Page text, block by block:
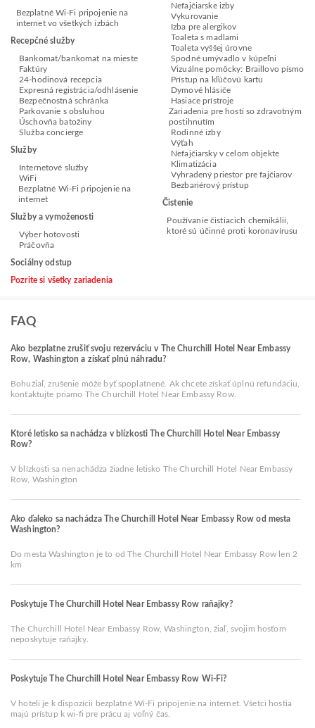
Bezplatné Wi-Fi pripojenie na
internet vo všetkých izbách
Recepčné služby
Bankomat/bankomat na mieste
Faktúry
24-hodinová recepcia
Expresná registrácia/odhlásenie
Bezpečnostná schránka
Parkovanie s obsluhou
Úschovňa batožiny
Služba concierge
Služby
Internetové služby
WiFi
Bezplatné Wi-Fi pripojenie na
internet
Služby a vymoženosti
Výber hotovosti
Práčovňa
Sociálny odstup
Nefajčiarske izby
Vykurovanie
Izba pre alergikov
Toaleta s madlami
Toaleta vyššej úrovne
Spodné umývadlo v kúpeľni
Vizuálne pomôcky: Braillovo písmo
Prístup na kľúčovú kartu
Dymové hlásiče
Hasiace prístroje
Zariadenia pre hostí so zdravotným
postihnutím
Rodinné izby
Výťah
Nefajčiarsky v celom objekte
Klimatizácia
Vyhradený priestor pre fajčiarov
Bezbariérový prístup
Čistenie
Používanie čistiacich chemikálií,
ktoré sú účinné proti koronavírusu
Pozrite si všetky zariadenia
FAQ
Ako bezplatne zrušiť svoju rezerváciu v The Churchill Hotel Near Embassy
Row, Washington a získať plnú náhradu?
Bohužiaľ, zrušenie môže byť spoplatnené. Ak chcete získať úplnú refundáciu,
kontaktujte priamo The Churchill Hotel Near Embassy Row.
Ktoré letisko sa nachádza v blízkosti The Churchill Hotel Near Embassy
Row?
V blízkosti sa nenachádza žiadne letisko The Churchill Hotel Near Embassy
Row, Washington
Ako ďaleko sa nachádza The Churchill Hotel Near Embassy Row od mesta
Washington?
Do mesta Washington je to od The Churchill Hotel Near Embassy Row len 2
km
Poskytuje The Churchill Hotel Near Embassy Row raňajky?
The Churchill Hotel Near Embassy Row, Washington, žiaľ, svojim hosťom
neposkytuje raňajky.
Poskytuje The Churchill Hotel Near Embassy Row Wi-Fi?
V hoteli je k dispozícii bezplatné Wi-Fi pripojenie na internet. Všetci hostia
majú prístup k wi-fi pre prácu aj voľný čas.